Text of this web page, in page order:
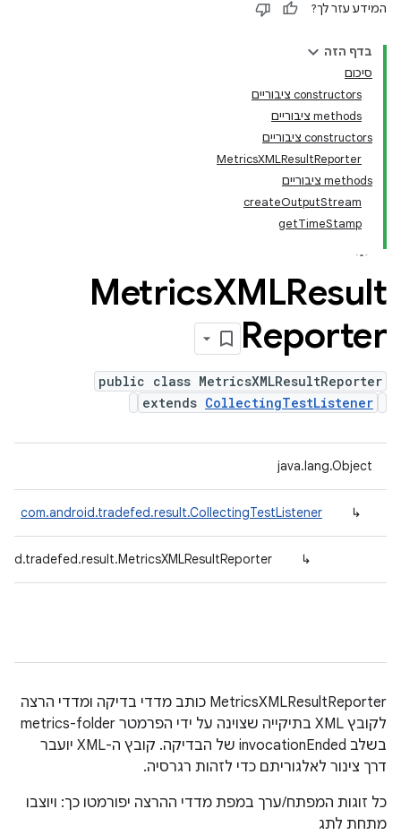
המידע עזר לך?
בדף הזה
סיכום
‫constructors ציבוריים
‫methods ציבוריים
‫constructors ציבוריים
MetricsXMLResultReporter
‫methods ציבוריים
createOutputStream
getTimeStamp
MetricsXMLResult
Reporter
public class MetricsXMLResultReporter
extends CollectingTestListener
java.lang.Object
↳
com.android.tradefed.result.CollectingTestListener
↳
‫MetricsXMLResultReporter כותב מדדי בדיקה ומדדי הרצה
לקובץ XML בתיקייה שצוינה על ידי הפרמטר metrics-folder
בשלב invocationEnded של הבדיקה. קובץ ה-XML יועבר
דרך צינור לאלגוריתם כדי לזהות רגרסיה.
כל זוגות המפתח/ערך במפת מדדי ההרצה יפורמטו כך: ויוצבו
מתחת לתג